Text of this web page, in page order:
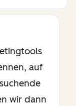
auf
wir dann